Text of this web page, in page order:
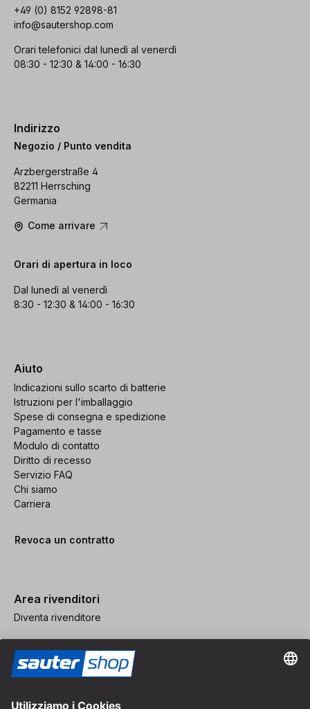
+49 (0) 8152 92898-81
info@sautershop.com
Orari telefonici dal lunedì al venerdì
08:30 - 12:30 & 14:00 - 16:30
Indirizzo
Negozio / Punto vendita
Arzbergerstraße 4
82211 Herrsching
Germania
Come arrivare
Orari di apertura in loco
Dal lunedì al venerdì
8:30 - 12:30 & 14:00 - 16:30
Aiuto
Indicazioni sullo scarto di batterie
Istruzioni per l'imballaggio
Spese di consegna e spedizione
Pagamento e tasse
Modulo di contatto
Diritto di recesso
Servizio FAQ
Chi siamo
Carriera
Revoca un contratto
Area rivenditori
Diventa rivenditore